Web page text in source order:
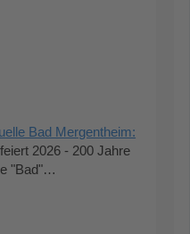
Bad Mergentheim:
2026 - 200 Jahre
"Bad"…